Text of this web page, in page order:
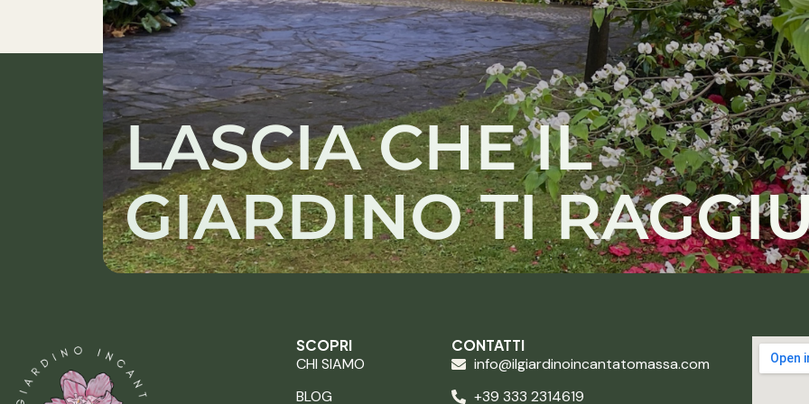
LASCIA CHE IL
GIARDINO TI
SCOPRI
CHI SIAMO
BLOG
CONTATTI
info@ilgiardinoincantatomassa.com
+39 333 2314619